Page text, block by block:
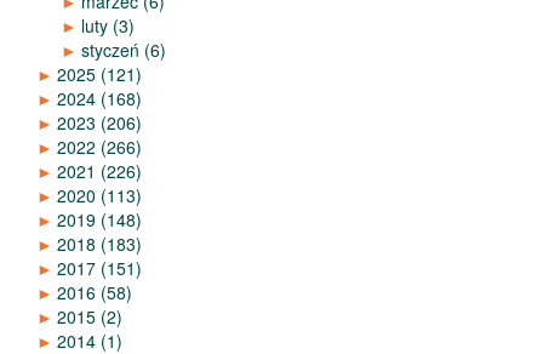
► luty (3)
► styczeń (6)
► 2025 (121)
► 2024 (168)
► 2023 (206)
► 2022 (266)
► 2021 (226)
► 2020 (113)
► 2019 (148)
► 2018 (183)
► 2017 (151)
► 2016 (58)
► 2015 (2)
► 2014 (1)